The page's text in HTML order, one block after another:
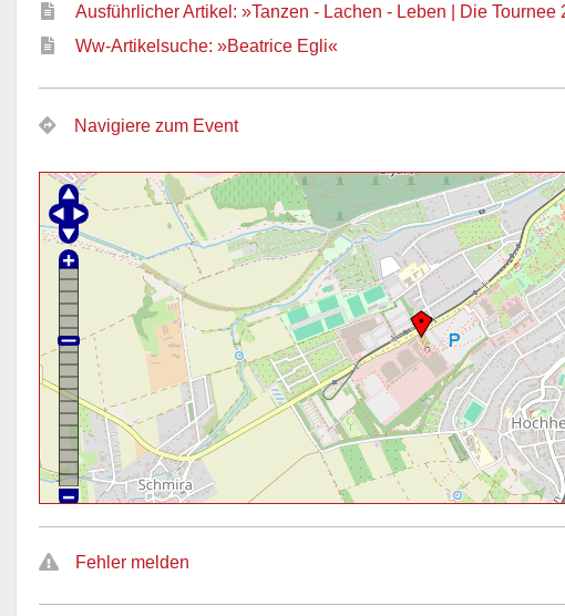
Ausführlicher Artikel: »Tanzen - Lachen - Leben | Die Tournee
Ww-Artikelsuche: »Beatrice Egli«
Navigiere zum Event
Fehler melden